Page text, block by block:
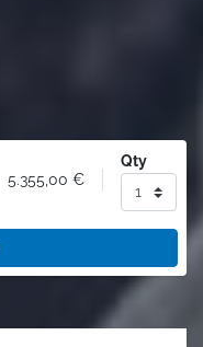
5.355,00 €
Qty